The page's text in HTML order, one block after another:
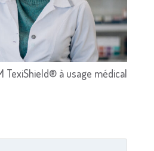
TexiShield® à usage médical